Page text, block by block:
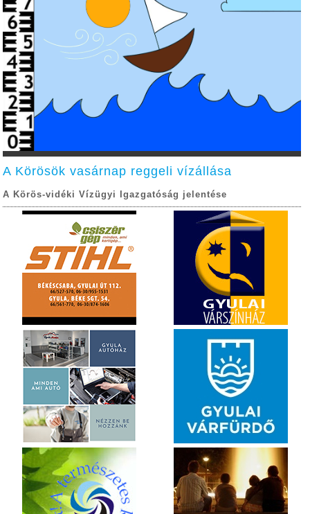
A Körösök vasárnap reggeli vízállása
A Körös-vidéki Vízügyi Igazgatóság jelentése